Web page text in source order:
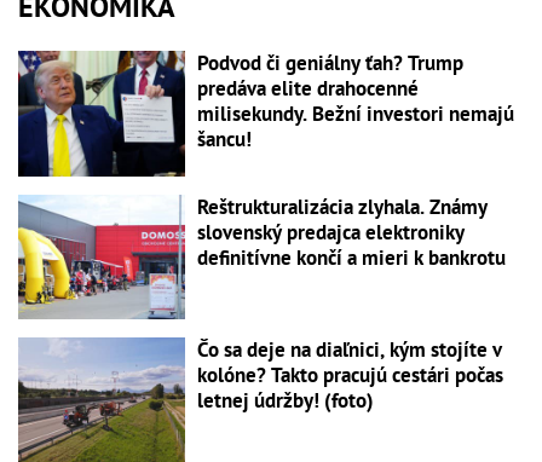
Podvod či geniálny ťah? Trump
predáva elite drahocenné
milisekundy. Bežní investori nemajú
šancu!
Reštrukturalizácia zlyhala. Známy
slovenský predajca elektroniky
definitívne končí a mieri k bankrotu
Čo sa deje na diaľnici, kým stojíte v
kolóne? Takto pracujú cestári počas
letnej údržby! (foto)